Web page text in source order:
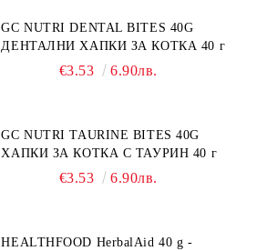
GC NUTRI DENTAL BITES 40G
ДЕНТАЛНИ ХАПКИ ЗА КОТКА 40 г
€3.53 6.90лв.
GC NUTRI TAURINE BITES 40G
ХАПКИ ЗА КОТКА С ТАУРИН 40 г
€3.53 6.90лв.
HEALTHFOOD HerbalAid 40 g -